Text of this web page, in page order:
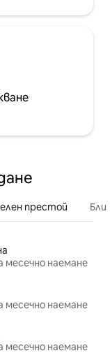
престой
месечно наемане
месечно наемане
месечно наемане